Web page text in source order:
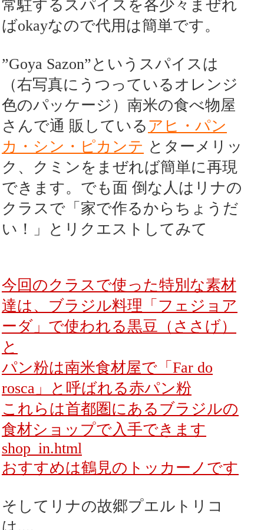
常駐するスパイスを各少々まぜれ
ばokayなので代用は簡単です。
”Goya Sazon”というスパイスは
（右写真にうつっているオレンジ
色のパッケージ）南米の食べ物屋
さんで通 販している アヒ・パン
カ・シン・ピカンテ とターメリッ
ク、クミンをまぜれば簡単に再現
できます。でも面 倒な人はリナの
クラスで「家で作るからちょうだ
い！」とリクエストしてみて
今回のクラスで使った特別な素材
達は、ブラジル料理「フェジョア
ーダ」で使われる黒豆（ささげ）
と
パン粉は南米食材屋で「Far do
rosca」と呼ばれる赤パン粉
これらは首都圏にあるブラジルの
食材ショップで入手できます
shop_in.html
おすすめは鶴見のトッカーノです
そしてリナの故郷プエルトリコ